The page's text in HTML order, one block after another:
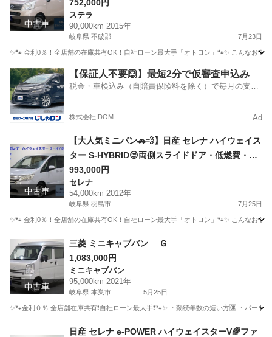
中古車
快適な軽自動車🚗💨
752,000円
ステラ
90,000km 2015年
岐阜県 不破郡 7月23日
✨🐾 金利0％！全店舗の在庫共有OK！自社ローン最大手「オトロン」🐾✨ こんなお
岐阜 不破郡 ステラ
【保証人不要🙆】最短2分で仮審査申込み
税金・車検込み（自賠責保険料を除く）で毎月の支払
株式会社IDOM Ad
中古車
【大人気ミニバン🚗💨】日産 セレナ ハイウェイス
ター S-HYBRID😊両側スライドドア・低燃費・フ
ァミリーにおすすめの一台☝️
993,000円
セレナ
54,000km 2012年
岐阜県 羽島市 7月25日
✨🐾 金利0％！全店舗の在庫共有OK！自社ローン最大手「オトロン」🐾✨ こんなお
岐阜 羽島市 セレナ
中古車
三菱 ミニキャブバン Ｇ
1,083,000円
ミニキャブバン
95,000km 2021年
岐阜県 本巣市 5月25日
✨🐾金利０％ 全店舗在庫共有❗️自社ローン最大手❗️🐾✨ ・勤続年数の短い方🆗 ・パー
ミニキャブバン
日産 セレナ e-POWER ハイウェイスターV🌈ファ